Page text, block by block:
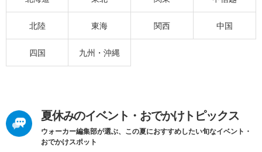
北陸 東海 関西 中国
四国 九州・沖縄
夏休みのイベント・おでかけトピックス
ウォーカー編集部が選ぶ、この夏におすすめしたい旬なイベント・
おでかけスポット